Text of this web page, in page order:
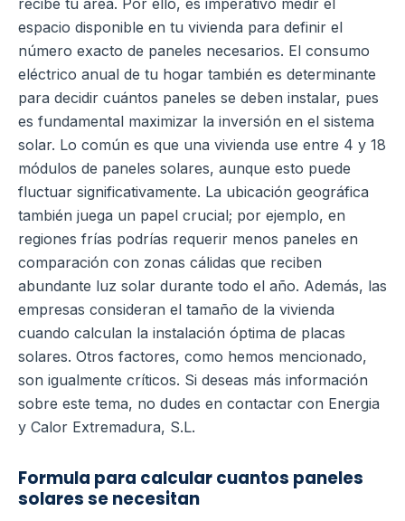
espacio disponible en tu vivienda para definir el
número exacto de paneles necesarios. El consumo
eléctrico anual de tu hogar también es determinante
para decidir cuántos paneles se deben instalar, pues
es fundamental maximizar la inversión en el sistema
solar. Lo común es que una vivienda use entre 4 y 18
módulos de paneles solares, aunque esto puede
fluctuar significativamente. La ubicación geográfica
también juega un papel crucial; por ejemplo, en
regiones frías podrías requerir menos paneles en
comparación con zonas cálidas que reciben
abundante luz solar durante todo el año. Además, las
empresas consideran el tamaño de la vivienda
cuando calculan la instalación óptima de placas
solares. Otros factores, como hemos mencionado,
son igualmente críticos. Si deseas más información
sobre este tema, no dudes en contactar con Energia
y Calor Extremadura, S.L.
Formula para calcular cuantos paneles
solares se necesitan